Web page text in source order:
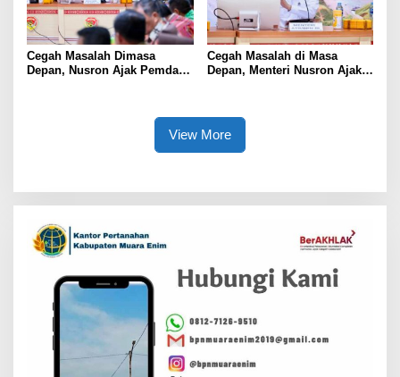
Cegah Masalah Dimasa
Depan, Nusron Ajak Pemda
Cegah Masalah di Masa
Depan, Menteri Nusron Ajak
View More